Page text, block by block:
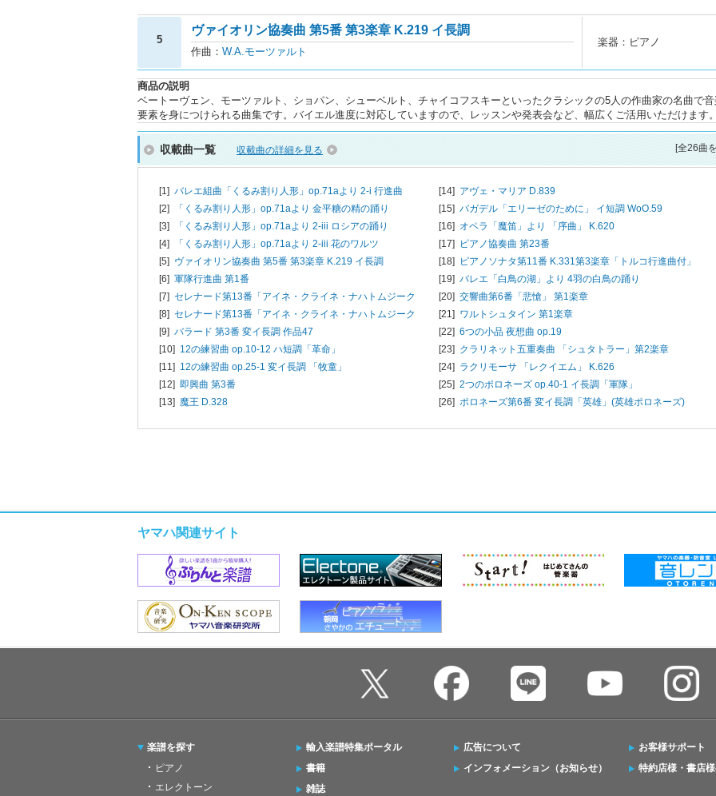
5
ヴァイオリン協奏曲 第5番 第3楽章 K.219 イ長調
作曲： W.A.モーツァルト
楽器：ピアノ
商品の説明
ベートーヴェン、モーツァルト、ショパン、シューベルト、チャイコフスキーといったクラシックの5人の作曲家の名曲で音
要素を身につけられる曲集です。バイエル進度に対応していますので、レッスンや発表会など、幅広くご活用いただけます。
収載曲一覧 収載曲の詳細を見る [全26曲
[1] バレエ組曲「くるみ割り人形」op.71aより 2-i 行進曲
[2]
「くるみ割り人形」op.71aより 金平糖の精の踊り
[3]
「くるみ割り人形」op.71aより 2-iii ロシアの踊り
[4]
「くるみ割り人形」op.71aより 2-iii 花のワルツ
[5] ヴァイオリン協奏曲 第5番 第3楽章 K.219 イ長調
[6] 軍隊行進曲 第1番
[7] セレナード第13番「アイネ・クライネ・ナハトムジーク
[8] セレナード第13番「アイネ・クライネ・ナハトムジーク
[9] バラード 第3番 変イ長調 作品47
[10] 12の練習曲 op.10-12 ハ短調「革命」
[11] 12の練習曲 op.25-1 変イ長調 「牧童」
[12] 即興曲 第3番
[13] 魔王 D.328
[14] アヴェ・マリア D.839
[15] バガデル「エリーゼのために」 イ短調 WoO.59
[16] オペラ「魔笛」より 「序曲」 K.620
[17] ピアノ協奏曲 第23番
[18] ピアノソナタ第11番 K.331第3楽章「トルコ行進曲付」
[19] バレエ「白鳥の湖」より 4羽の白鳥の踊り
[20] 交響曲第6番「悲愴」 第1楽章
[21] ワルトシュタイン 第1楽章
[22] 6つの小品 夜想曲 op.19
[23] クラリネット五重奏曲 「シュタトラー」第2楽章
[24] ラクリモーサ 「レクイエム」 K.626
[25] 2つのポロネーズ op.40-1 イ長調「軍隊」
[26] ポロネーズ第6番 変イ長調「英雄」(英雄ポロネーズ)
ヤマハ関連サイト
楽譜を探す
ピアノ
エレクトーン
輸入楽譜特集ポータル
書籍
雑誌
広告について
インフォメーション（お知らせ）
お客様サポート
特約店様・書店